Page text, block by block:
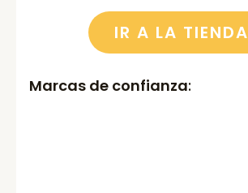
IR A LA TIENDA
Marcas de confianza: